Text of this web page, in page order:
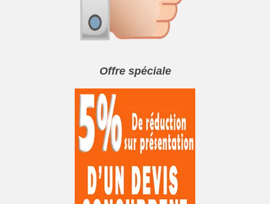
Offre spéciale